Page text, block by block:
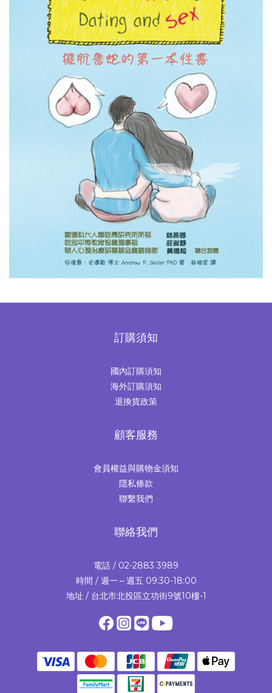
訂購須知
國內訂購須知
海外訂購須知
退換貨政策
顧客服務
會員權益與購物金須知
隱私條款
聯繫我們
聯絡我們
電話 / 02-2883 3989
時間 / 週一～週五 09:30-18:00
地址 / 台北市北投區立功街9號10樓-1